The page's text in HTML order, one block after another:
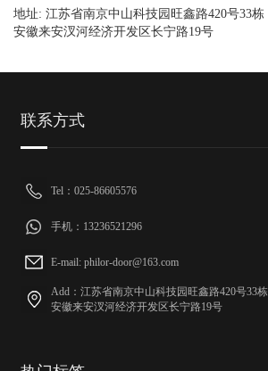
地址: 江苏省南京中山科技园旺鑫路420号33栋
安徽来安汊河经济开发区长宁路19号
联系方式
Tel：025-86605576
手机：13236521296
E-mail: philor-door@163.com
Add：江苏省南京中山科技园旺鑫路420号33栋
安徽来安汊河经济开发区长宁路19号